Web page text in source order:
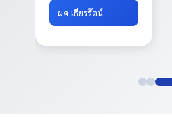
ผศ.เธียรรัตน์